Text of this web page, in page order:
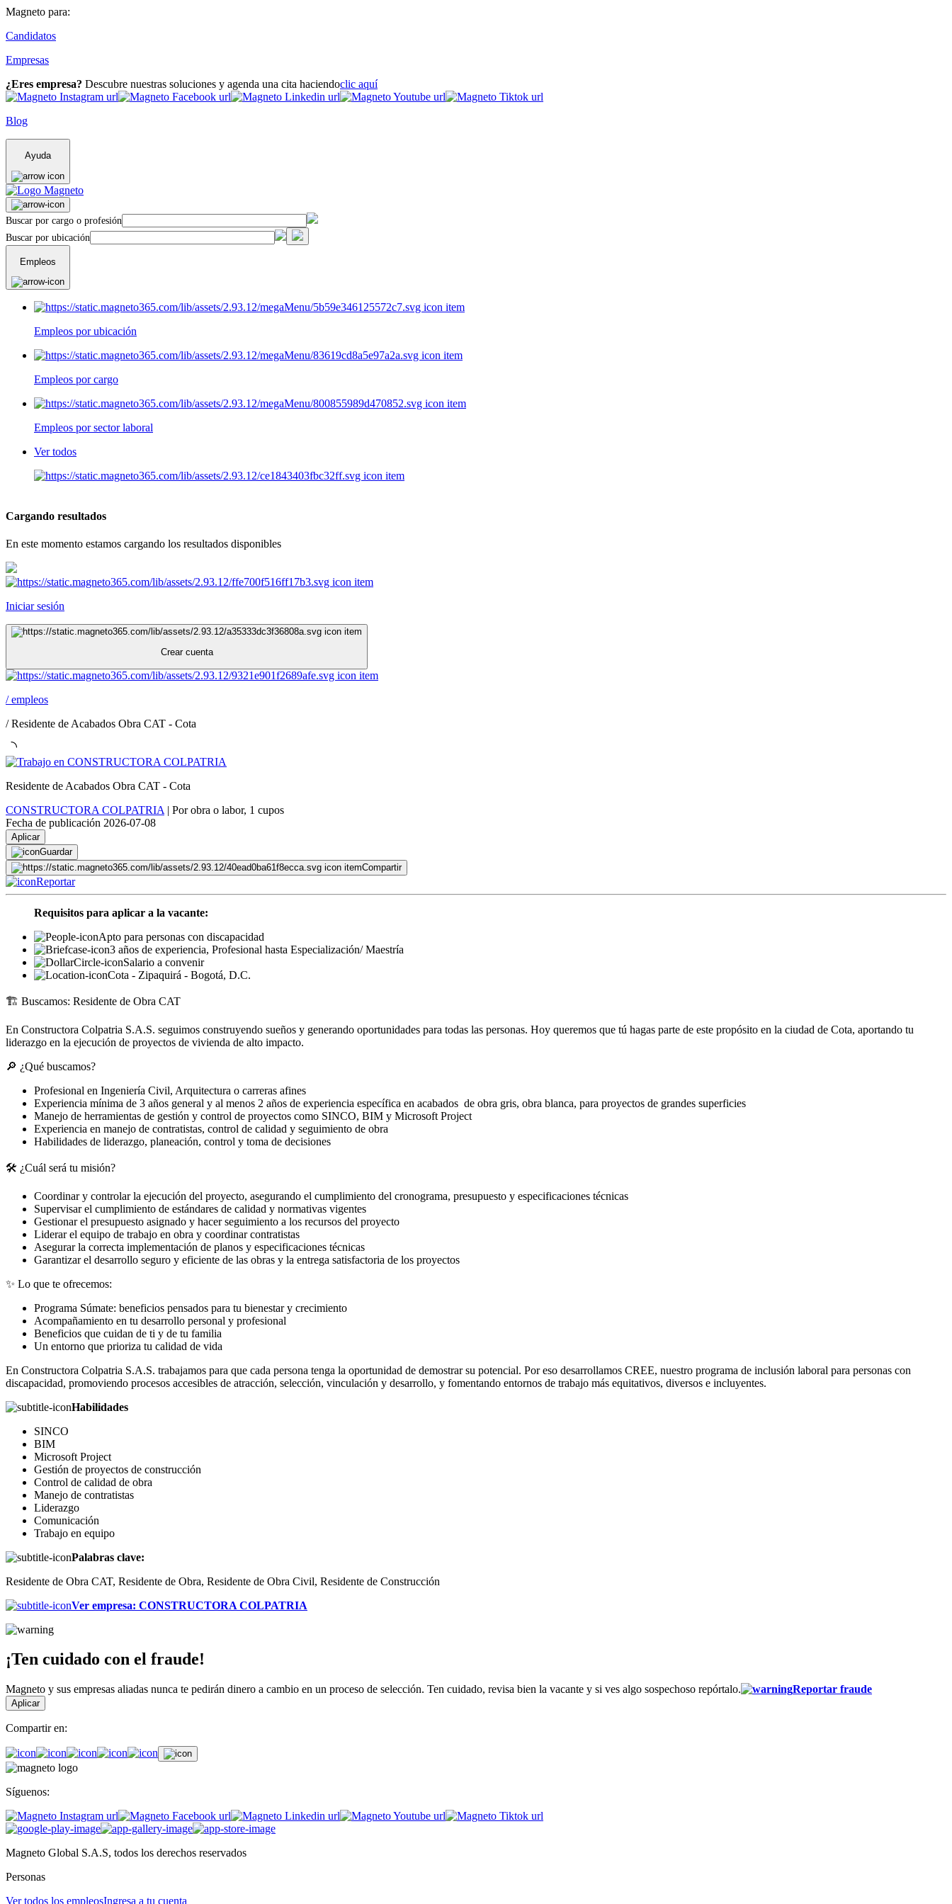
Magneto para:
Candidatos
Empresas
¿Eres empresa? Descubre nuestras soluciones y agenda una cita haciendoclic aquí
Blog
Ayuda
Buscar por cargo o profesión
Buscar por ubicación
Empleos
Empleos por ubicación
Empleos por cargo
Empleos por sector laboral
Ver todos
Cargando resultados
En este momento estamos cargando los resultados disponibles
Iniciar sesión
Crear cuenta
/empleos
/Residente de Acabados Obra CAT - Cota
Residente de Acabados Obra CAT - Cota
CONSTRUCTORA COLPATRIA | Por obra o labor, 1 cupos
Fecha de publicación 2026-07-08
Aplicar
Guardar
Compartir
Reportar
Requisitos para aplicar a la vacante:
Apto para personas con discapacidad
3 años de experiencia, Profesional hasta Especialización/ Maestría
Salario a convenir
Cota - Zipaquirá - Bogotá, D.C.
🏗️ ️Buscamos: Residente de Obra CAT
En Constructora Colpatria S.A.S. seguimos construyendo sueños y generando oportunidades para todas las personas. Hoy queremos que tú hagas parte de este propósito en la ciudad de Cota, aportando tu
liderazgo en la ejecución de proyectos de vivienda de alto impacto.
🔎 ¿Qué buscamos?
Profesional en Ingeniería Civil, Arquitectura o carreras afines
Experiencia mínima de 3 años general y al menos 2 años de experiencia específica en acabados de obra gris, obra blanca, para proyectos de grandes superficies
Manejo de herramientas de gestión y control de proyectos como SINCO, BIM y Microsoft Project
Experiencia en manejo de contratistas, control de calidad y seguimiento de obra
Habilidades de liderazgo, planeación, control y toma de decisiones
🛠️ ¿Cuál será tu misión?
Coordinar y controlar la ejecución del proyecto, asegurando el cumplimiento del cronograma, presupuesto y especificaciones técnicas
Supervisar el cumplimiento de estándares de calidad y normativas vigentes
Gestionar el presupuesto asignado y hacer seguimiento a los recursos del proyecto
Liderar el equipo de trabajo en obra y coordinar contratistas
Asegurar la correcta implementación de planos y especificaciones técnicas
Garantizar el desarrollo seguro y eficiente de las obras y la entrega satisfactoria de los proyectos
✨ Lo que te ofrecemos:
Programa Súmate: beneficios pensados para tu bienestar y crecimiento
Acompañamiento en tu desarrollo personal y profesional
Beneficios que cuidan de ti y de tu familia
Un entorno que prioriza tu calidad de vida
En Constructora Colpatria S.A.S. trabajamos para que cada persona tenga la oportunidad de demostrar su potencial. Por eso desarrollamos CREE, nuestro programa de inclusión laboral para personas con
discapacidad, promoviendo procesos accesibles de atracción, selección, vinculación y desarrollo, y fomentando entornos de trabajo más equitativos, diversos e incluyentes.
Habilidades
SINCO
BIM
Microsoft Project
Gestión de proyectos de construcción
Control de calidad de obra
Manejo de contratistas
Liderazgo
Comunicación
Trabajo en equipo
Palabras clave:
Residente de Obra CAT, Residente de Obra, Residente de Obra Civil, Residente de Construcción
Ver empresa: CONSTRUCTORA COLPATRIA
¡Ten cuidado con el fraude!
Magneto y sus empresas aliadas nunca te pedirán dinero a cambio en un proceso de selección. Ten cuidado, revisa bien la vacante y si ves algo sospechoso repórtalo. Reportar fraude
Aplicar
Compartir en:
Síguenos:
Magneto Global S.A.S, todos los derechos reservados
Personas
Ver todos los empleosIngresa a tu cuenta